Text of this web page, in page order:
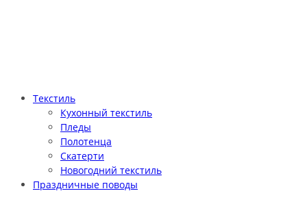
Текстиль
Кухонный текстиль
Пледы
Полотенца
Скатерти
Новогодний текстиль
Праздничные поводы